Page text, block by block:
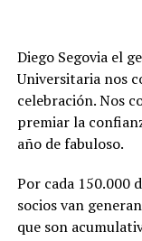
Diego Segovia el
Universitaria nos
celebración. Nos
premiar la
año de fabuloso.
Por cada 150.000
socios van
que son